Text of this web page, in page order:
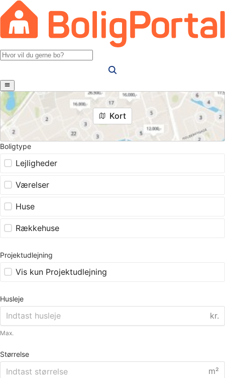
Kort
Boligtype
Lejligheder
Værelser
Huse
Rækkehuse
Projektudlejning
Vis kun Projektudlejning
Husleje
kr.
Max.
Størrelse
m²